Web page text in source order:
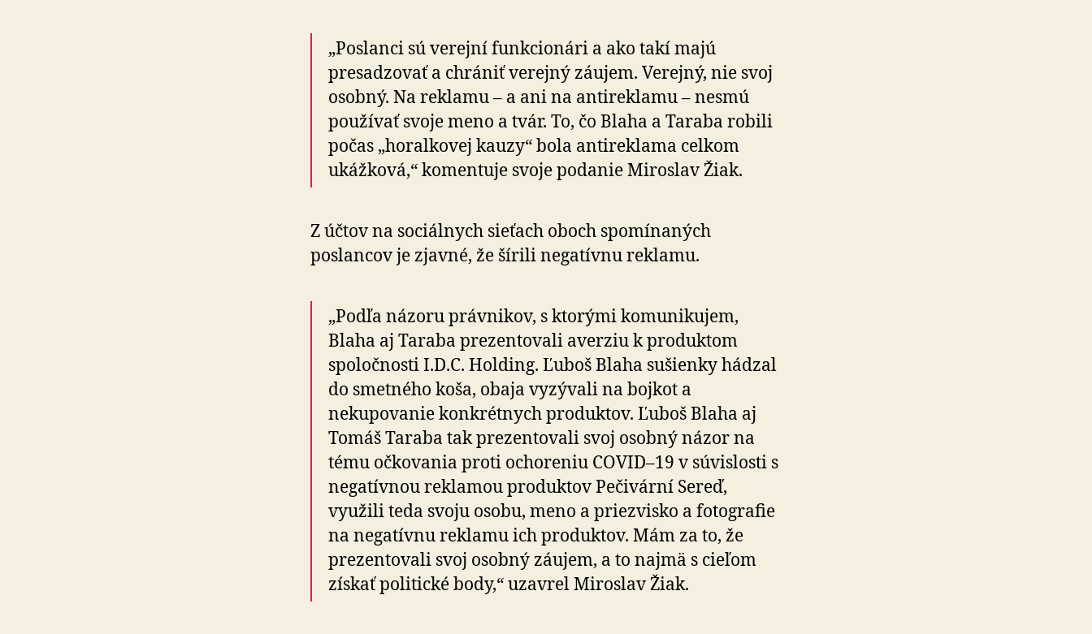
„Poslanci sú verejní funkcionári a ako takí majú
presadzovať a chrániť verejný záujem. Verejný, nie svoj
osobný. Na reklamu – a ani na antireklamu – nesmú
používať svoje meno a tvár. To, čo Blaha a Taraba robili
počas „horalkovej kauzy“ bola antireklama celkom
ukážková,“ komentuje svoje podanie Miroslav Žiak.
Z účtov na sociálnych sieťach oboch spomínaných
poslancov je zjavné, že šírili negatívnu reklamu.
„Podľa názoru právnikov, s ktorými komunikujem,
Blaha aj Taraba prezentovali averziu k produktom
spoločnosti I.D.C. Holding. Ľuboš Blaha sušienky hádzal
do smetného koša, obaja vyzývali na bojkot a
nekupovanie konkrétnych produktov. Ľuboš Blaha aj
Tomáš Taraba tak prezentovali svoj osobný názor na
tému očkovania proti ochoreniu COVID–19 v súvislosti s
negatívnou reklamou produktov Pečivární Sereď,
využili teda svoju osobu, meno a priezvisko a fotografie
na negatívnu reklamu ich produktov. Mám za to, že
prezentovali svoj osobný záujem, a to najmä s cieľom
získať politické body,“ uzavrel Miroslav Žiak.